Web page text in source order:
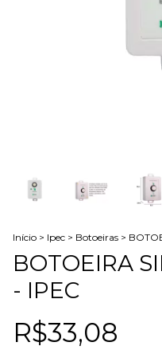
Início > Ipec > Botoeiras >
BOTOEIRA
- IPEC
R$33,08